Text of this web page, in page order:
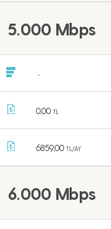
5.000 Mbps
-
0,00 TL
6859,00 TL/AY
6.000 Mbps